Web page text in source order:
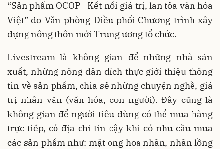
“Sản phẩm OCOP - Kết nối giá trị, lan tỏa văn hóa
Việt” do Văn phòng Điều phối Chương trình xây
dựng nông thôn mới Trung ương tổ chức.
Livestream là không gian để những nhà sản
xuất, những nông dân đích thực giới thiệu thông
tin về sản phẩm, chia sẻ những chuyện nghề, giá
trị nhân văn (văn hóa, con người). Đây cũng là
không gian để người tiêu dùng có thể mua hàng
trực tiếp, có địa chỉ tin cậy khi có nhu cầu mua
các sản phẩm như: mật ong hoa nhãn, nhãn lồng